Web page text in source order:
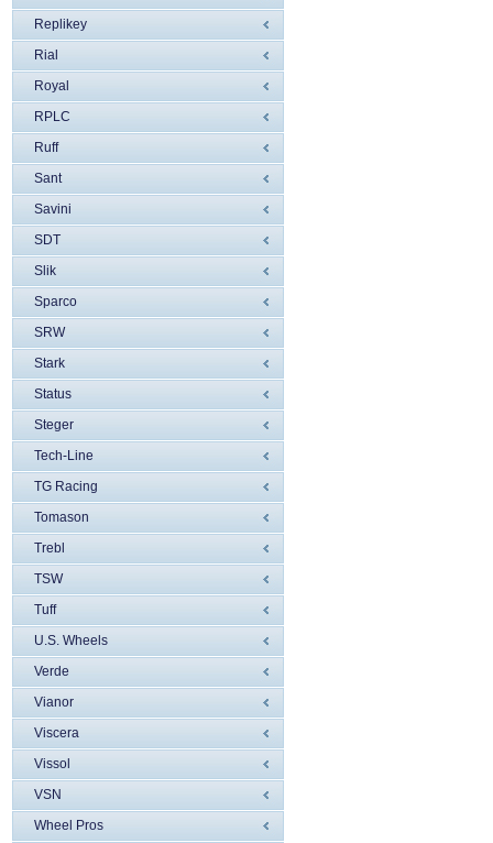
Replikey
Rial
Royal
RPLC
Ruff
Sant
Savini
SDT
Slik
Sparco
SRW
Stark
Status
Steger
Tech-Line
TG Racing
Tomason
Trebl
TSW
Tuff
U.S. Wheels
Verde
Vianor
Viscera
Vissol
VSN
Wheel Pros